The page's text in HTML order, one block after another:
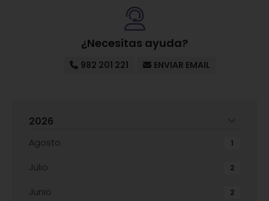
¿Necesitas ayuda?
982 201 221 ENVIAR EMAIL
2026
Agosto 1
Julio 2
Junio 2